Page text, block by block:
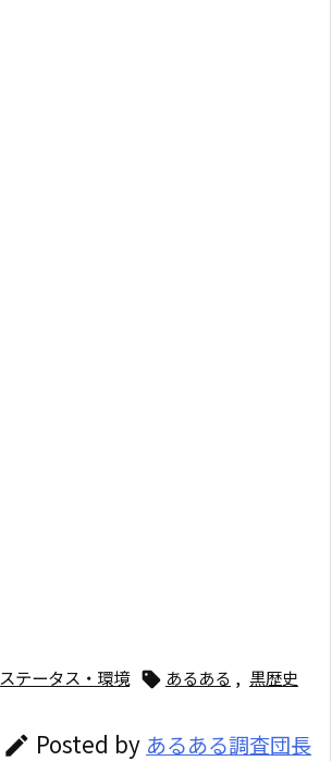
ステータス・環境  あるある , 黒歴史
 Posted by あるある調査団長